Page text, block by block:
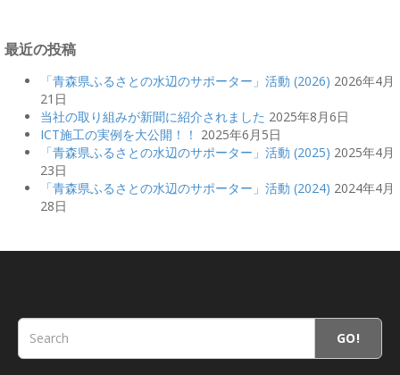
最近の投稿
「青森県ふるさとの水辺のサポーター」活動 (2026) 2026年4月
21日
当社の取り組みが新聞に紹介されました 2025年8月6日
ICT施工の実例を大公開！！ 2025年6月5日
「青森県ふるさとの水辺のサポーター」活動 (2025) 2025年4月
23日
「青森県ふるさとの水辺のサポーター」活動 (2024) 2024年4月
28日
GO!